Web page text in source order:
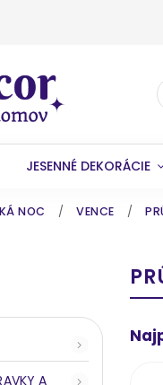
JESENNÉ DEKORÁCIE
NOC / VENCE /
A